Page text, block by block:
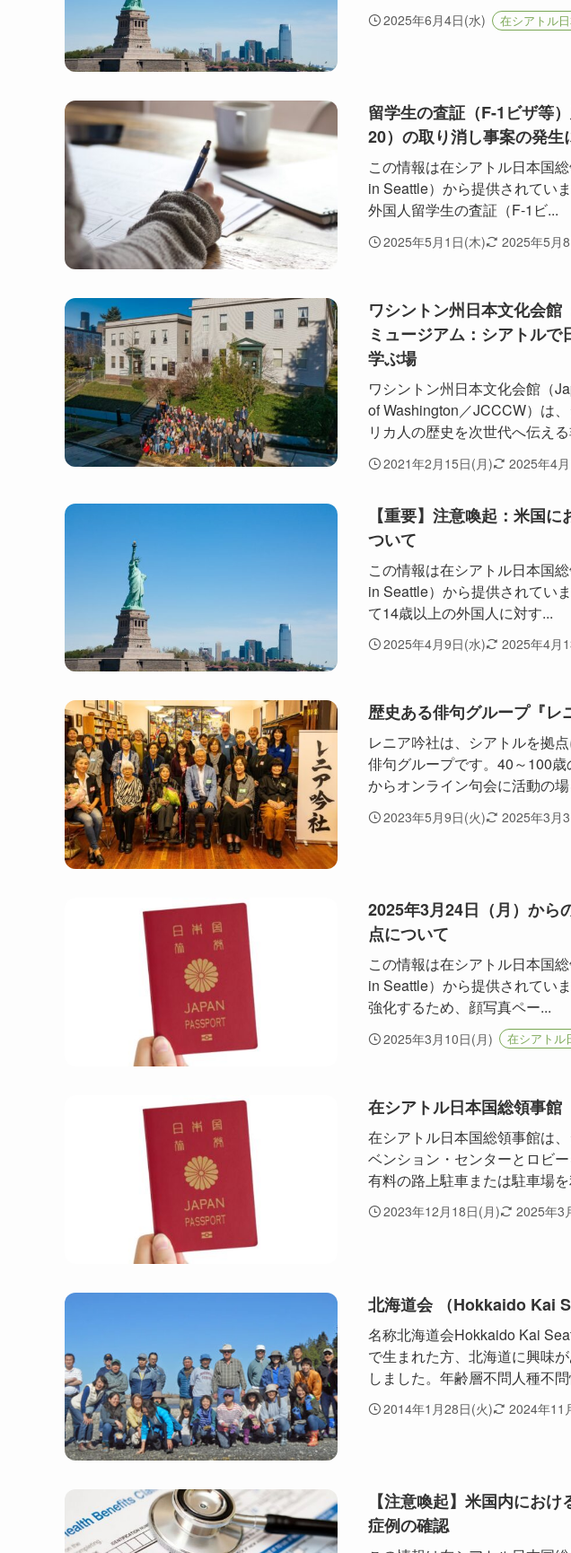
2025年6月4日(水) 在シアトル
留学生の査証（F-1ビザ等
20）の取り消し事案の発生
この情報は在シアトル日本国
in Seattle）から提供されてい
外国人留学生の査証（F-1ビ...
2025年5月1日(木) 2025年5月
ワシントン州日本文化会
ミュージアム：シアトル
学ぶ場
ワシントン州日本文化会館（
of Washington／JCCCW）は
リカ人の歴史を次世代へ伝え
2021年2月15日(月) 2025年4
【重要】注意喚起：米国
ついて
この情報は在シアトル日本国
in Seattle）から提供されてい
て14歳以上の外国人に対す...
2025年4月9日(水) 2025年4月
歴史ある俳句グループ『レ
レニア吟社は、シアトルを拠
俳句グループです。40～100
からオンライン句会に活動の
2023年5月9日(火) 2025年3月
2025年3月24日（月）から
点について
この情報は在シアトル日本国
in Seattle）から提供されてい
強化するため、顔写真ペー...
2025年3月10日(月) 在シアトル
在シアトル日本国総領事館
在シアトル日本国総領事館は
ベンション・センターとロビ
有料の路上駐車または駐車場
2023年12月18日(月) 2025年3
北海道会 （Hokkaido Kai
名称北海道会Hokkaido Kai
で生まれた方、北海道に興味
しました。年齢層不問人種不
2014年1月28日(火) 2024年11
【注意喚起】米国内にお
症例の確認